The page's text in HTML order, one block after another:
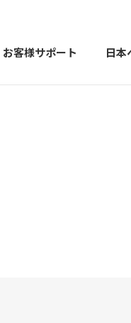
お客様サポート 日本